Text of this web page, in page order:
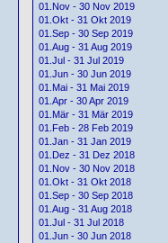
01.Nov - 30 Nov 2019
01.Okt - 31 Okt 2019
01.Sep - 30 Sep 2019
01.Aug - 31 Aug 2019
01.Jul - 31 Jul 2019
01.Jun - 30 Jun 2019
01.Mai - 31 Mai 2019
01.Apr - 30 Apr 2019
01.Mär - 31 Mär 2019
01.Feb - 28 Feb 2019
01.Jan - 31 Jan 2019
01.Dez - 31 Dez 2018
01.Nov - 30 Nov 2018
01.Okt - 31 Okt 2018
01.Sep - 30 Sep 2018
01.Aug - 31 Aug 2018
01.Jul - 31 Jul 2018
01.Jun - 30 Jun 2018